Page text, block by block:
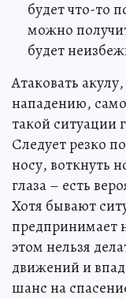
будет что-то
можно
будет
Атаковать
нападению,
такой ситуации
Следует резко
носу, воткнуть
глаза – есть
Хотя бывают
предпринимает
этом нельзя
движений и
шанс на